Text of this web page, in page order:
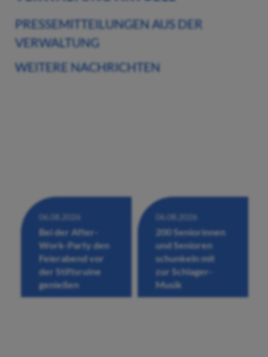
PRESSEMITTEILUNGEN AUS DER
VERWALTUNG
WEITERE NACHRICHTEN
06.08.2026
Bei der After-
Work-Party den
Feierabend vor
der Stiftsruine
genießen
06.08.2026
200 Seniorinnen
und Senioren
schunkeln mit
zur Schlager-
Musik